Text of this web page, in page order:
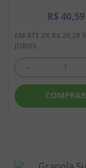
R$ 40,59
EM ATÉ 2X R$ 20,29
JUROS
－
COMPRAR